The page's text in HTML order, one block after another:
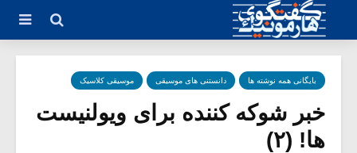
بایگانی همه نوشته ها دانستنی های موسیقی موسیقی کلاسیک
خبر شوکه کننده برای ویولنیست
ها! (۲)